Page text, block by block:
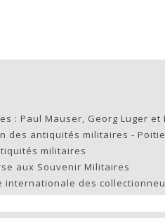
: Paul Mauser, Georg Luger et
des antiquités militaires -
militaires
aux Souvenir Militaires
internationale des